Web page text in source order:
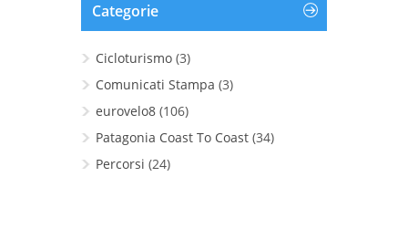
Categorie
Cicloturismo (3)
Comunicati Stampa (3)
eurovelo8 (106)
Patagonia Coast To Coast (34)
Percorsi (24)